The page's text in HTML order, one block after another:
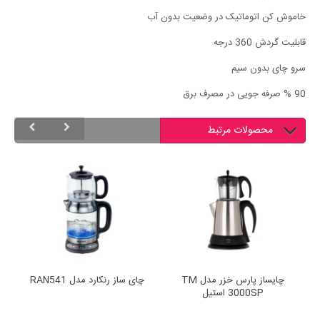
خاموش کن اتوماتیک در وضعیت بدون آب
قابلیت گردش 360 درجه
سرو چای بدون سیم
90 % صرفه جویی در مصرف برق
محصولات مرتبط
چای ساز رنكارد مدل RAN541
چایساز پارس خزر مدل TM
3000SP استیل